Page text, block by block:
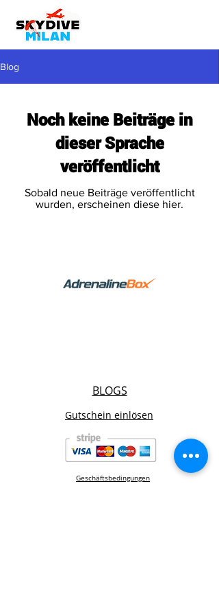
Blog
Noch keine Beiträge in
dieser Sprache
veröffentlicht
Sobald neue Beiträge veröffentlicht
wurden, erscheinen diese hier.
BLOGS
Gutschein einlösen
Geschäftsbedingungen